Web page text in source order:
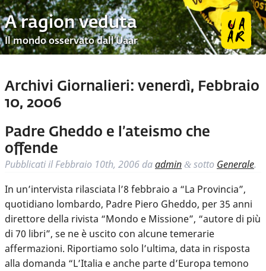
A ragion veduta
Il mondo osservato dall’Uaar
Archivi Giornalieri: venerdì, Febbraio
10, 2006
Padre Gheddo e l’ateismo che
offende
Pubblicati ilFebbraio 10th, 2006 daadmin & sotto Generale.
In un’intervista rilasciata l’8 febbraio a “La Provincia”,
quotidiano lombardo, Padre Piero Gheddo, per 35 anni
direttore della rivista “Mondo e Missione”, “autore di più
di 70 libri”, se ne è uscito con alcune temerarie
affermazioni. Riportiamo solo l’ultima, data in risposta
alla domanda “L’Italia e anche parte d’Europa temono